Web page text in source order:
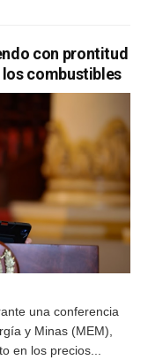
con prontitud
combustibles
una conferencia
y Minas (MEM),
en los precios...